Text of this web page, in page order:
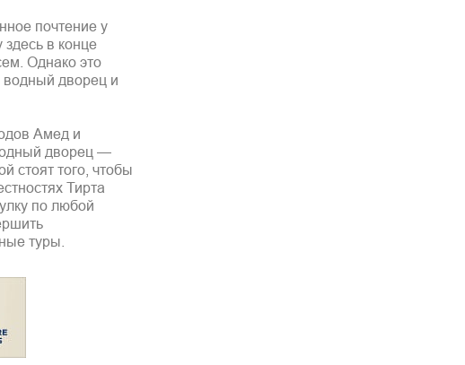
почтение у
здесь в конце
Однако это
водный дворец и
Амед и
дворец —
стоят того, чтобы
Тирта
по любой
туры.